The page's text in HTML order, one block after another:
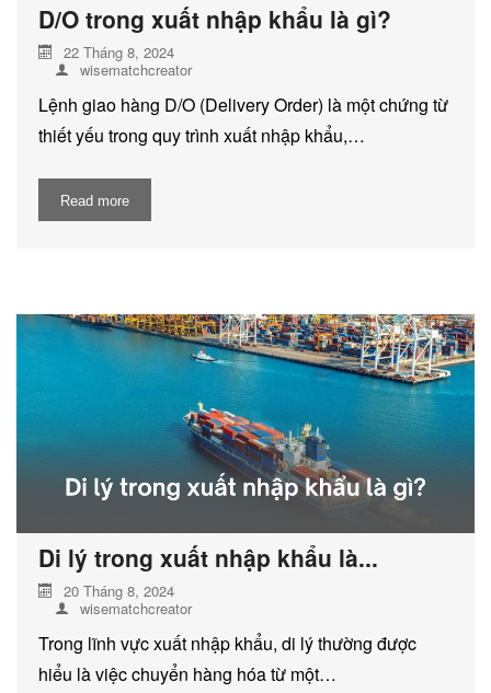
D/O trong xuất nhập khẩu là gì?
22 Tháng 8, 2024
wisematchcreator
Lệnh giao hàng D/O (Delivery Order) là một chứng từ
thiết yếu trong quy trình xuất nhập khẩu,…
Read more
Di lý trong xuất nhập khẩu là...
20 Tháng 8, 2024
wisematchcreator
Trong lĩnh vực xuất nhập khẩu, di lý thường được
hiểu là việc chuyển hàng hóa từ một…